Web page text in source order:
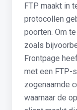
FTP maakt in
protocollen
poorten. Om
zoals
Frontpage
met een FTP-
zogenaamde
waarnaar de